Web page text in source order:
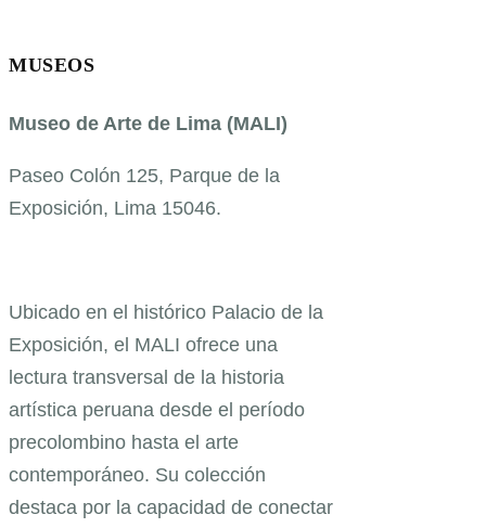
MUSEOS
Museo de Arte de Lima (MALI)
Paseo Colón 125, Parque de la
Exposición, Lima 15046.
Ubicado en el histórico Palacio de la
Exposición, el MALI ofrece una
lectura transversal de la historia
artística peruana desde el período
precolombino hasta el arte
contemporáneo. Su colección
destaca por la capacidad de conectar